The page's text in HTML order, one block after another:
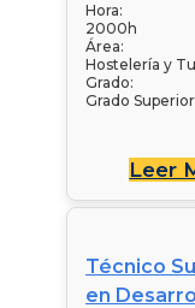
Hora:
2000h
Área:
Hostelería y
Grado:
Grado Superior
Leer
Técnico
en